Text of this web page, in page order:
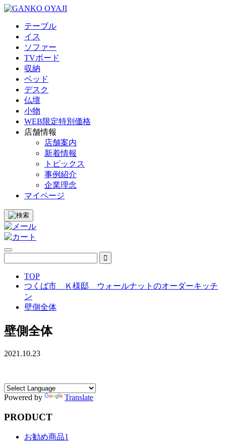
テーブル
イス
ソファー
TVボード
収納
ベッド
デスク
仏壇
小物
WEB限定特別価格
店舗情報
店舗案内
新着情報
トピックス
事例紹介
企業理念
マイページ
TOP
つくば市 Ｋ様邸 ウォールナットのオーダーキッチ
ン
壁側全体
壁側全体
2021.10.23
Powered by Translate
PRODUCT
お勧め商品1